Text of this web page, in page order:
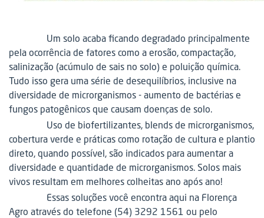
Um solo acaba ficando degradado principalmente
pela ocorrência de fatores como a erosão, compactação,
salinização (acúmulo de sais no solo) e poluição química.
Tudo isso gera uma série de desequilíbrios, inclusive na
diversidade de microrganismos - aumento de bactérias e
fungos patogênicos que causam doenças de solo.
Uso de biofertilizantes, blends de microrganismos,
cobertura verde e práticas como rotação de cultura e plantio
direto, quando possível, são indicados para aumentar a
diversidade e quantidade de microrganismos. Solos mais
vivos resultam em melhores colheitas ano após ano!
Essas soluções você encontra aqui na Florença
Agro através do telefone (54) 3292 1561 ou pelo